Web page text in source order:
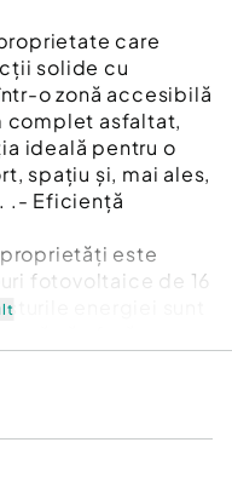
care
solide cu
o zonă accesibilă
complet asfaltat,
ideală pentru o
spațiu și, mai ales,
.- Eficiență
este
fotovoltaice de 16
energiei sunt
casnic și oferind
electrice sau